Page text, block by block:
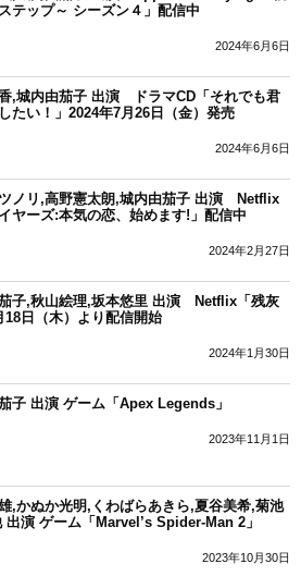
テップ～ シーズン４」配信中
2024年6月6日
,城内由茄子 出演 ドラマCD「それでも君
たい！」2024年7月26日（金）発売
2024年6月6日
ノリ,高野憲太朗,城内由茄子 出演 Netflix
イヤーズ:本気の恋、始めます!」配信中
2024年2月27日
子,秋山絵理,坂本悠里 出演 Netflix「残灰
18日（木）より配信開始
2024年1月30日
子 出演 ゲーム「Apex Legends」
2023年11月1日
,かぬか光明,くわばらあきら,夏谷美希,菊池
出演 ゲーム「Marvel’s Spider-Man 2」
2023年10月30日